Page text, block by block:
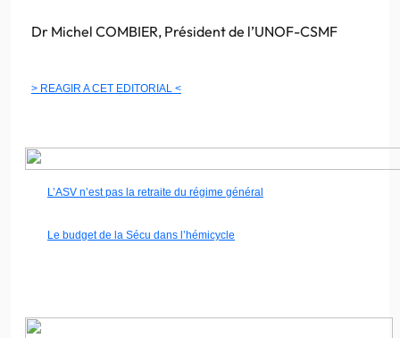
Dr Michel COMBIER, Président de l’UNOF-CSMF
> REAGIR A CET EDITORIAL <
L’ASV n’est pas la retraite du régime général
Le budget de la Sécu dans l’hémicycle